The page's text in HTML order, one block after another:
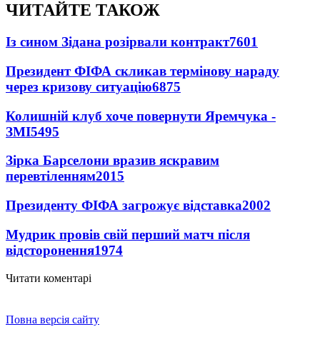
ЧИТАЙТЕ ТАКОЖ
Із сином Зідана розірвали контракт7601
Президент ФІФА скликав термінову нараду
через кризову ситуацію6875
Колишній клуб хоче повернути Яремчука -
ЗМІ5495
Зірка Барселони вразив яскравим
перевтіленням2015
Президенту ФІФА загрожує відставка2002
Мудрик провів свій перший матч після
відсторонення1974
Читати коментарі
Повна версія сайту